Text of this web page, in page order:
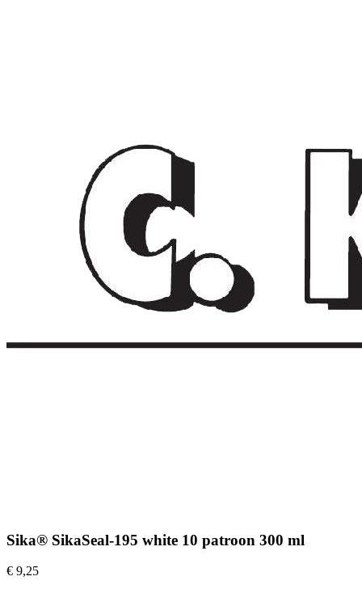
Sika® SikaSeal-195 white 10 patroon 300 ml
€ 9,25